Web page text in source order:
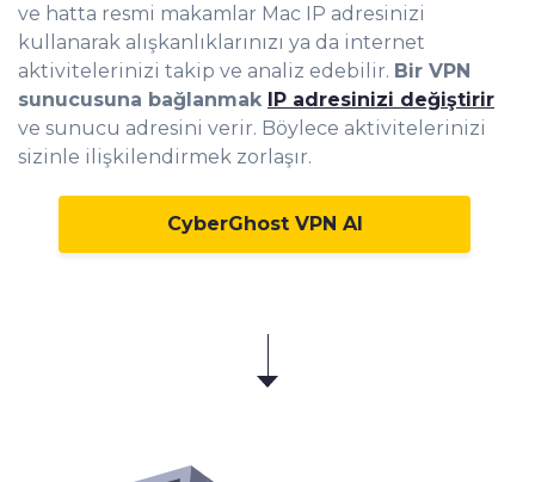
ve hatta resmi makamlar Mac IP adresinizi
kullanarak alışkanlıklarınızı ya da internet
aktivitelerinizi takip ve analiz edebilir. Bir VPN
sunucusuna bağlanmak IP adresinizi değiştirir
ve sunucu adresini verir. Böylece aktivitelerinizi
sizinle ilişkilendirmek zorlaşır.
CyberGhost VPN Al